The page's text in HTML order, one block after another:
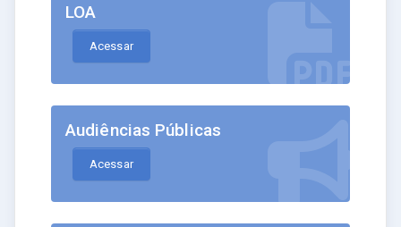
LOA
Acessar
Audiências Públicas
Acessar